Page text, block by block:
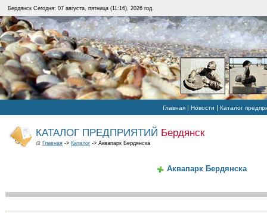
Бердянск Сегодня: 07 августа, пятница (11:16), 2026 год.
Главная | Новости | Каталог
КАТАЛОГ ПРЕДПРИЯТИЙ Бердянск
Главная -> Каталог -> Аквапарк Бердянска
Аквапарк Бердянска